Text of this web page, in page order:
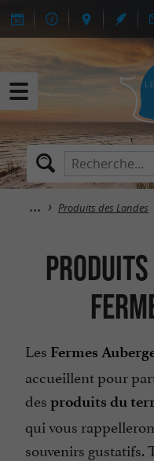
Produits des Landes
Produits
Les Fermes
accueillent pour
des produits du
qui vous
souvenirs gustatifs.